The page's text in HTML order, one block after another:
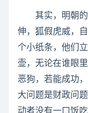
其实，明朝的
伸，狐假虎威，
个小纸条，他们
壶，无论在谁眼
恶狗，若能成功
大问题是财政问
动者没有一口饭